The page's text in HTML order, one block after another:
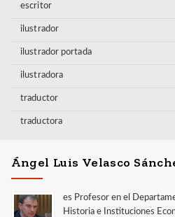
escritor
ilustrador
ilustrador portada
ilustradora
traductor
traductora
Ángel Luis Velasco
es Profesor en el
Historia e Instituciones